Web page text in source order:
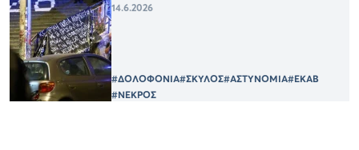
14.6.2026
#ΔΟΛΟΦΟΝΙΑ#ΣΚΥΛΟΣ#ΑΣΤΥΝΟΜΙΑ#ΕΚΑΒ
#ΝΕΚΡΟΣ